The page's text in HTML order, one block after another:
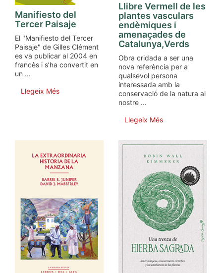
Manifiesto del
Tercer Paisaje
El "Manifiesto del Tercer
Paisaje" de Gilles Clément
es va publicar al 2004 en
francès i s’ha convertit en
un ...
Llegeix Més
Llibre Vermell de les
plantes vasculars
endèmiques i
amenaçades de
Catalunya,Verds
Obra cridada a ser una
nova referència per a
qualsevol persona
interessada amb la
conservació de la natura al
nostre ...
Llegeix Més